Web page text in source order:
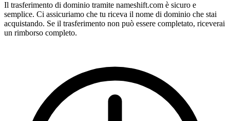
Il trasferimento di dominio tramite nameshift.com è sicuro e
semplice. Ci assicuriamo che tu riceva il nome di dominio che stai
acquistando. Se il trasferimento non può essere completato, riceverai
un rimborso completo.